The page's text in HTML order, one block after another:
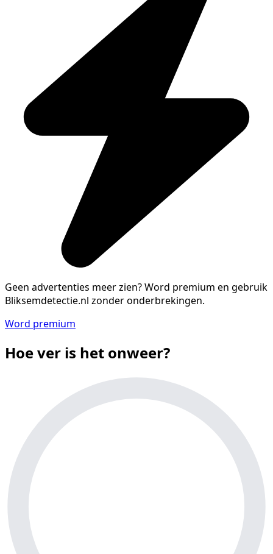
Geen advertenties meer zien?Word premium en gebruik
Bliksemdetectie.nl zonder onderbrekingen.
Word premium
Hoe ver is het onweer?